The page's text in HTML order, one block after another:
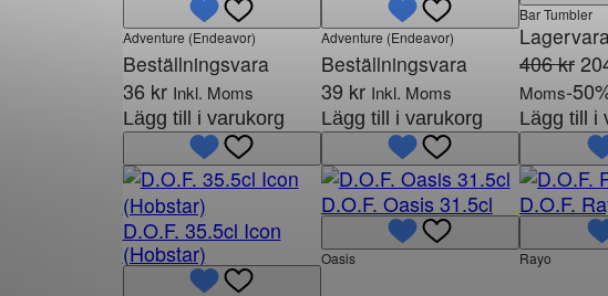
Adventure (Endeavor)
Beställningsvara
36 kr Inkl. Moms
Lägg till i varukorg
Adventure (Endeavor)
Beställningsvara
39 kr Inkl. Moms
Lägg till i varukorg
t
e
r
p
å
e
a
Bar Tumbler
406kr D
e
t
u
r
s
p
r
Moms-
Lägg till i
D.O.F. 35.5cl Icon
(Hobstar)
D.O.F. Oasis 31.5cl
Oasis
D.O.F.
Rayo